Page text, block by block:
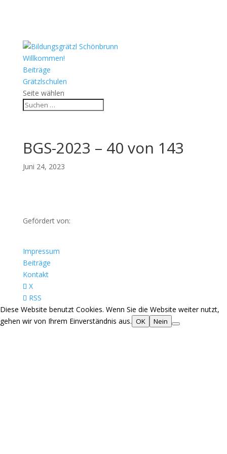
Willkommen!
Beiträge
Grätzlschulen
Seite wählen
BGS-2023 – 40 von 143
Juni 24, 2023
Gefördert von:
Impressum
Beiträge
Kontakt
X
RSS
Diese Website benutzt Cookies. Wenn Sie die Website weiter nutzt,
gehen wir von Ihrem Einverständnis aus. OK Nein